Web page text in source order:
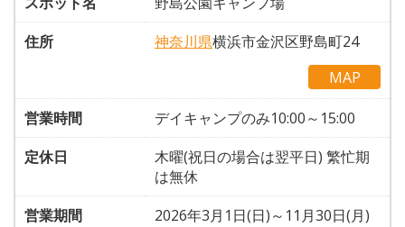
住所
神奈川県横浜市金沢区野島町24
MAP
営業時間
デイキャンプのみ10:00～15:00
定休日
木曜(祝日の場合は翌平日) 繁忙期
は無休
営業期間
2026年3月1日(日)～11月30日(月)